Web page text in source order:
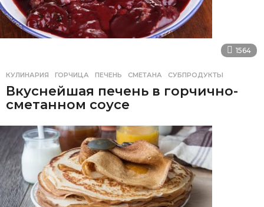
1564
КУЛИНАРИЯ ГОРЧИЦА ,ПЕЧЕНЬ ,СМЕТАНА ,СУБПРОДУКТЫ
Вкуснейшая печень в горчично-
сметанном соусе